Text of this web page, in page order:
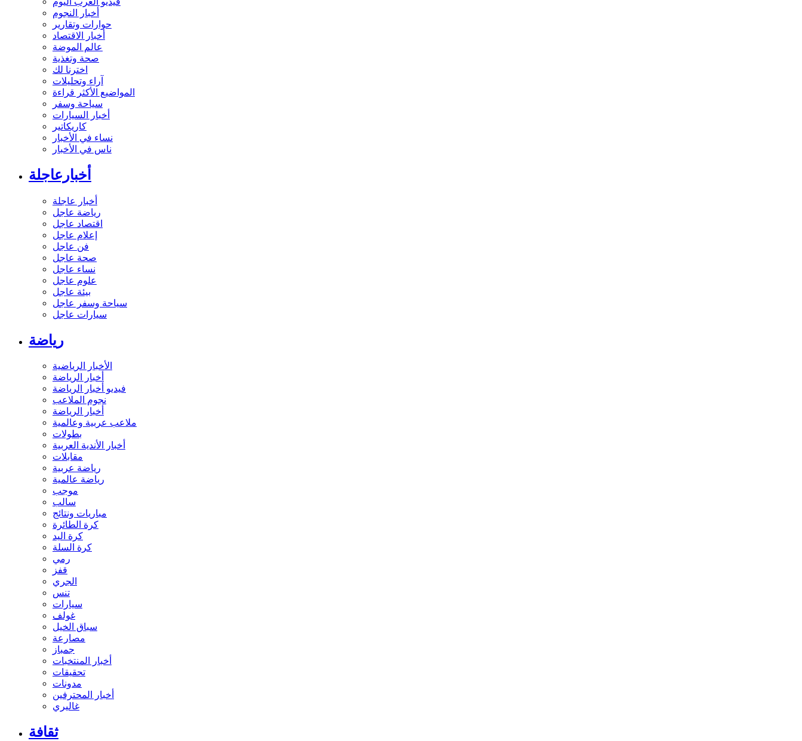
أخبار النجوم
حوارات وتقارير
أخبار الاقتصاد
عالم الموضة
صحة وتغذية
اخترنا لك
آراء وتحليلات
المواضيع الأكثر قراءة
سياحة وسفر
أخبار السيارات
كاريكاتير
نساء في الأخبار
ناس في الأخبار
أخبارعاجلة
أخبار عاجلة
رياضة عاجل
اقتصاد عاجل
إعلام عاجل
فن عاجل
صحة عاجل
نساء عاجل
علوم عاجل
بيئة عاجل
سياحة وسفر عاجل
سيارات عاجل
رياضة
الأخبار الرياضية
أخبار الرياضة
فيديو أخبار الرياضة
نجوم الملاعب
أخبار الرياضة
ملاعب عربية وعالمية
بطولات
أخبار الأندية العربية
مقابلات
رياضة عربية
رياضة عالمية
موجب
سالب
مباريات ونتائج
كرة الطائرة
كرة اليد
كرة السلة
رمي
قفز
الجري
تنس
سيارات
غولف
سباق الخيل
مصارعة
جمباز
أخبار المنتخبات
تحقيقات
مدونات
أخبار المحترفين
غاليري
ثقافة